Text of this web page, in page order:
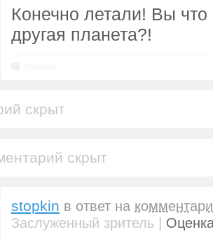
Конечно летали! Вы что
другая планета?!
скрыт
скрыт
stopkin в ответ на
Заслуженный зритель |